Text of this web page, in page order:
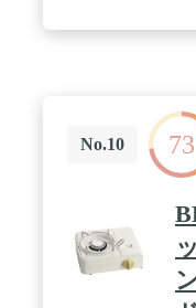
用できる鍋の大
【使用燃料】イ
No.10 73